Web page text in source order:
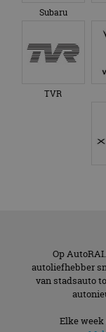
Subaru
TVR
Op
autoliefhebber
van stadsauto
Elke